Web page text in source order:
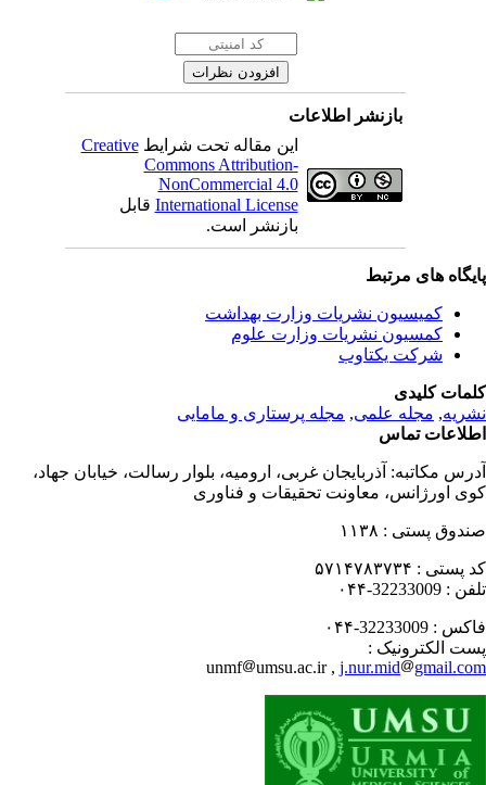
بازنشر اطلاعات
این مقاله تحت شرایطCreative
Commons Attribution-
NonCommercial 4.0
International Licenseقابل
بازنشر است.
های مرتبط
کمیسیون نشریات وزارت بهداشت
کمسیون نشریات وزارت علوم
شرکت یکتاوب
کلیدی
,مجله علمی, مجله پرستاری و مامایی
تماس
مکاتبه:آذربایجان غربی، ارومیه، بلوار رسالت، خیابان جهاد،
اورژانس، معاونت تحقیقات و فناوری
پستی : ۱۱۳۸
پستی : ۵۷۱۴۷۸۳۷۳۴
: 32233009-۰۴۴
: 32233009-۰۴۴
الکترونیک :
unmf
umsu.ac.ir ,j.nur.mid